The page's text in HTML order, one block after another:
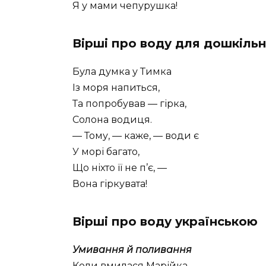
Я у мами чепурушка!
Вірші про воду для
Була думка у Тимка
Із моря напиться,
Та попробував — гірка,
Солона водиця.
— Тому, — каже, — води є
У морі багато,
Що ніхто її не п’є, —
Вона гіркувата!
Вірші про воду українською
Умивання й поливання